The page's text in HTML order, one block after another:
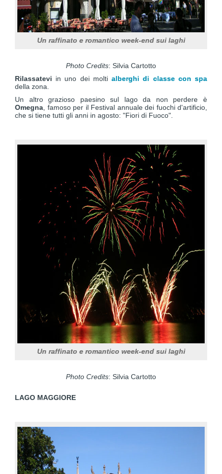
Un raffinato e romantico week-end sui laghi
Photo Credits: Silvia Cartotto
Rilassatevi in uno dei moltialberghi di classe con spa
della zona.
Un altro grazioso paesino sul lago da non perdere è
Omegna , famoso per il Festival annuale dei fuochi d'artificio,
che si tiene tutti gli anni in agosto: "Fiori di Fuoco".
Un raffinato e romantico week-end sui laghi
Photo Credits: Silvia Cartotto
LAGO MAGGIORE